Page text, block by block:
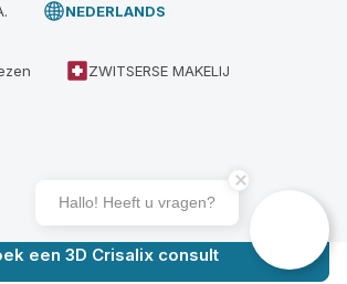
een 3D Crisalix consult
NEDERLANDS
ZWITSERSE MAKELIJ
Hallo! Heeft u vragen?